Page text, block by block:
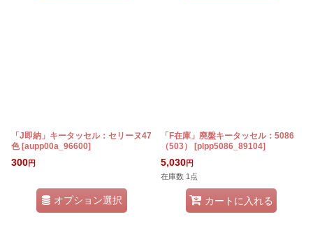
「J即納」キータッセル：セリーヌ47
色 [aupp00a_96600]
300円
オプション選択
「F在庫」廃盤キータッセル：5086
（503）
[plpp5086_89104]
5,030円
在庫数 1点
カートに入れる